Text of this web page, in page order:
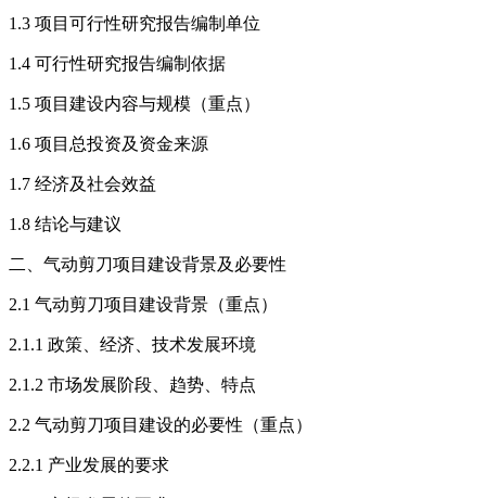
1.3 项目可行性研究报告编制单位
1.4 可行性研究报告编制依据
1.5 项目建设内容与规模（重点）
1.6 项目总投资及资金来源
1.7 经济及社会效益
1.8 结论与建议
二、气动剪刀项目建设背景及必要性
2.1 气动剪刀项目建设背景（重点）
2.1.1 政策、经济、技术发展环境
2.1.2 市场发展阶段、趋势、特点
2.2 气动剪刀项目建设的必要性（重点）
2.2.1 产业发展的要求